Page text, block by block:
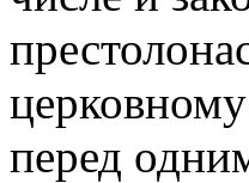
перед